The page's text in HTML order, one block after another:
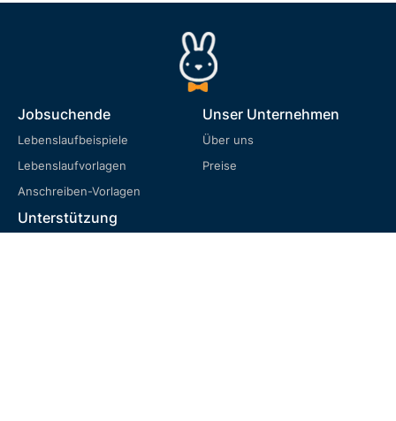
Jobsuchende
Lebenslaufbeispiele
Lebenslaufvorlagen
Anschreiben-Vorlagen
Unser Unternehmen
Über uns
Preise
Unterstützung